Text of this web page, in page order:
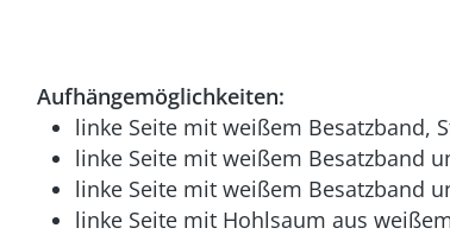
Aufhängemöglichkeiten:
linke Seite mit weißem Besatzband,
linke Seite mit weißem Besatzband
linke Seite mit weißem Besatzband
linke Seite mit Hohlsaum aus